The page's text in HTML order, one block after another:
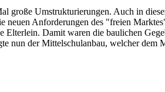
große Umstrukturierungen. Auch in
neuen Anforderungen des "freien
Damit waren die baulichen
nun der Mittelschulanbau, welcher